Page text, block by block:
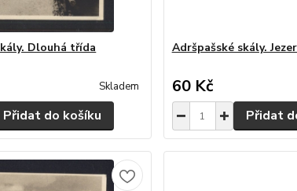
Dlouhá třída
Skladem
Přidat do košíku
Adršpašské skály.
60 Kč
Přidat